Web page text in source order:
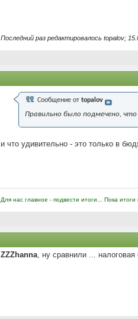
Последний раз редактировалось topalov;
Сообщение от topalov
Правильно было подмечено, что
и что удивительно - это только в
Для нас главное - подвести итоги... Пока
ZZZhanna , ну сравнили ...